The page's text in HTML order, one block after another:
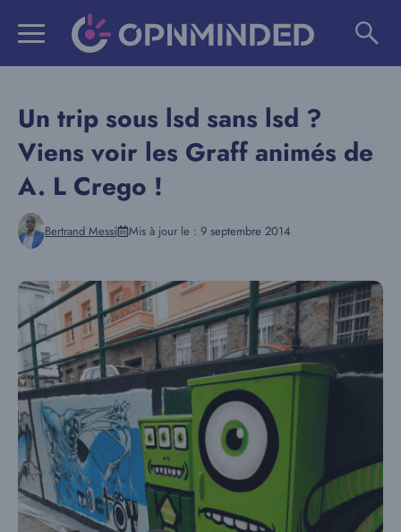
Un trip sous lsd sans lsd ?
Viens voir les Graff animés de
A. L Crego !
Bertrand Messi Mis à jour le : 9 septembre 2014